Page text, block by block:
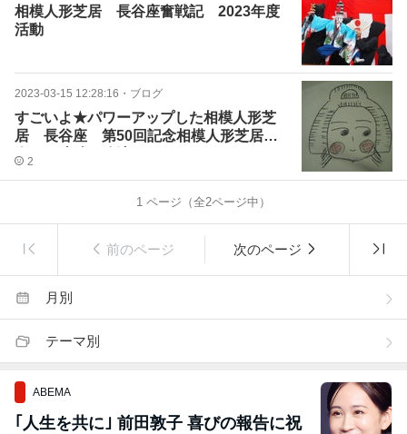
相模人形芝居 長谷座奮戦記 2023年度
活動
2023-03-15 12:28:16 ・ ブログ
すごいよ★パワーアップした相模人形芝
居 長谷座 第50回記念相模人形芝居大
会から連続３公演。
2
1 ページ（全2ページ中）
前のページ 次のページ
月別
テーマ別
ABEMA
｢人生を共に｣ 前田敦子 喜びの報告に祝